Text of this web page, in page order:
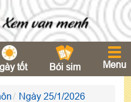
tốt Bói sim Menu
Ngày 25/1/2026